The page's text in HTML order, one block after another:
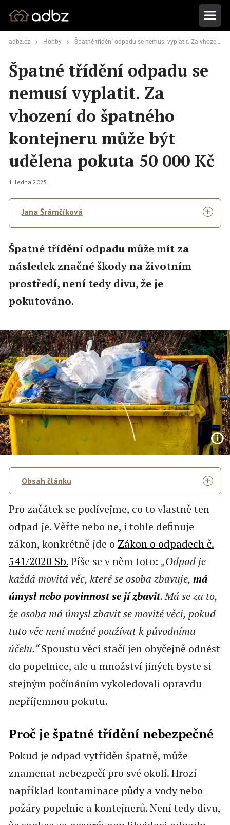
adbz.cz Hobby Špatné třídění odpadu se nemusí vyplatit. Za vhození do špatného kontejneru může být udělena pokuta 50 000 Kč
Špatné třídění odpadu se
nemusí vyplatit. Za
vhození do špatného
kontejneru může být
udělena pokuta 50 000 Kč
1. ledna 2025
Jana Šrámčíková
Špatné třídění odpadu může mít za
následek značné škody na životním
prostředí, není tedy divu, že je
pokutováno.
Obsah článku
Pro začátek se podívejme, co to vlastně ten
odpad je. Věřte nebo ne, i tohle definuje
zákon, konkrétně jde o Zákon o odpadech č.
541/2020 Sb.Píše se v něm toto: „Odpad je
každá movitá věc, které se osoba zbavuje, má
úmysl nebo povinnost se jí zbavit. Má se za to,
že osoba má úmysl zbavit se movité věci, pokud
tuto věc není možné používat k původnímu
účelu.“Spoustu věcí stačí jen obyčejně odnést
do popelnice, ale u množství jiných byste si
stejným počínáním vykoledovali opravdu
nepříjemnou pokutu.
Proč je špatné třídění nebezpečné
Pokud je odpad vytříděn špatně, může
znamenat nebezpečí pro své okolí. Hrozí
například kontaminace půdy a vody nebo
požáry popelnic a kontejnerů. Není tedy divu,